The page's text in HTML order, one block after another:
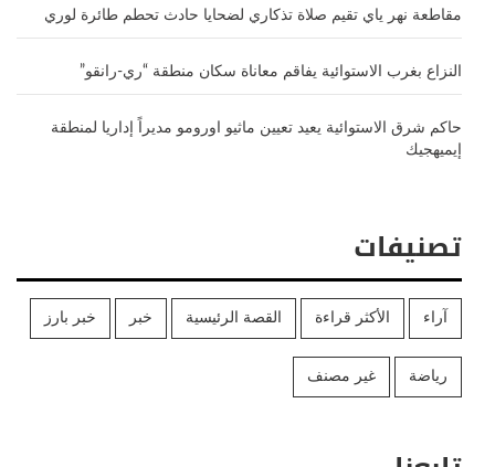
مقاطعة نهر ياي تقيم صلاة تذكاري لضحايا حادث تحطم طائرة لوري
النزاع بغرب الاستوائية يفاقم معاناة سكان منطقة “ري-رانقو”
حاكم شرق الاستوائية يعيد تعيين ماثيو اورومو مديراً إداريا لمنطقة
إيميهجيك
تصنيفات
آراء الأكثر قراءة القصة الرئيسية خبر خبر بارز
رياضة غير مصنف